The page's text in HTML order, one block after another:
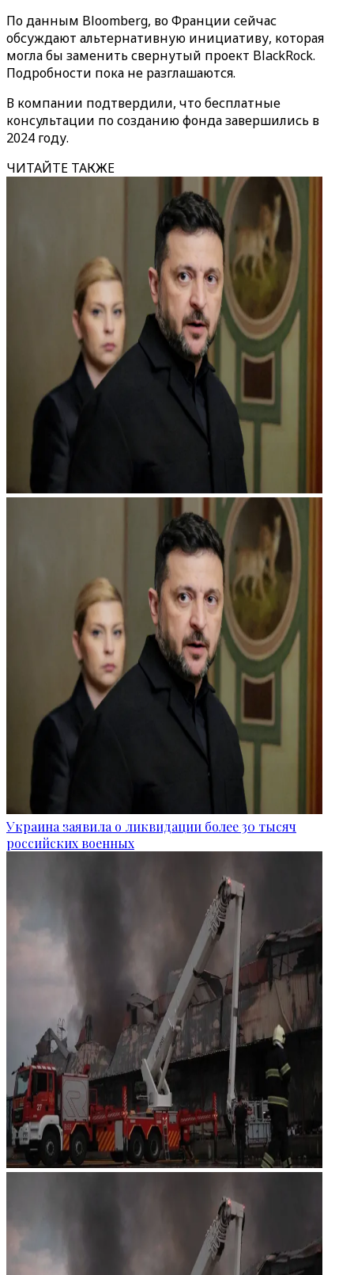
По данным Bloomberg, во Франции сейчас
обсуждают альтернативную инициативу, которая
могла бы заменить свернутый проект BlackRock.
Подробности пока не разглашаются.
В компании подтвердили, что бесплатные
консультации по созданию фонда завершились в
2024 году.
ЧИТАЙТЕ ТАКЖЕ
Украина заявила о ликвидации более 30 тысяч
российских военных